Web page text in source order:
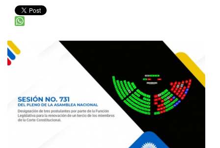
RELACIONES INTERNACIONALES
AGENDA